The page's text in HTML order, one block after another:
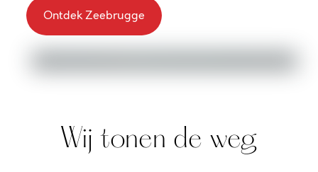
Ontdek Zeebrugge
Wij tonen de weg